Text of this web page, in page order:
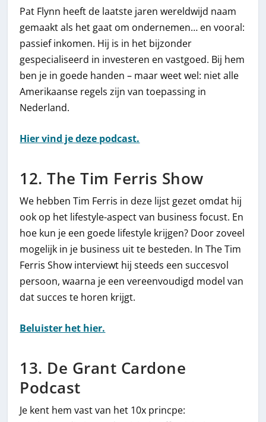
Pat Flynn heeft de laatste jaren wereldwijd naam
gemaakt als het gaat om ondernemen… en vooral:
passief inkomen. Hij is in het bijzonder
gespecialiseerd in investeren en vastgoed. Bij hem
ben je in goede handen – maar weet wel: niet alle
Amerikaanse regels zijn van toepassing in
Nederland.
Hier vind je deze podcast.
12. The Tim Ferris Show
We hebben Tim Ferris in deze lijst gezet omdat hij
ook op het lifestyle-aspect van business focust. En
hoe kun je een goede lifestyle krijgen? Door zoveel
mogelijk in je business uit te besteden. In The Tim
Ferris Show interviewt hij steeds een succesvol
persoon, waarna je een vereenvoudigd model van
dat succes te horen krijgt.
Beluister het hier.
13. De Grant Cardone
Podcast
Je kent hem vast van het 10x princpe: